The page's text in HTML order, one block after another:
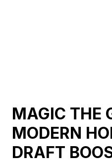
MAGIC THE
MODERN
DRAFT